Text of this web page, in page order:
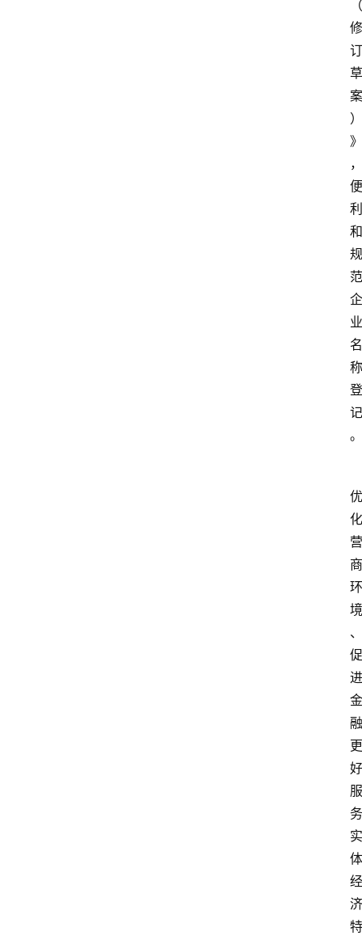
（
修
订
草
案
）
》
，
便
利
和
规
范
企
业
名
称
登
记
。
优
化
营
商
环
境
、
促
进
金
融
更
好
服
务
实
体
经
济
特